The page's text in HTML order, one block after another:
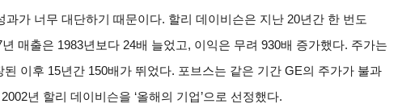
과가 너무 대단하기 때문이다. 할리 데이비슨은 지난 20년간 한 번도
매출은 1983년보다 24배 늘었고, 이익은 무려 930배 증가했다. 주가는
된 이후 15년간 150배가 뛰었다. 포브스는 같은 기간 GE의 주가가 불과
년 할리 데이비슨을 ‘올해의 기업’으로 선정했다.